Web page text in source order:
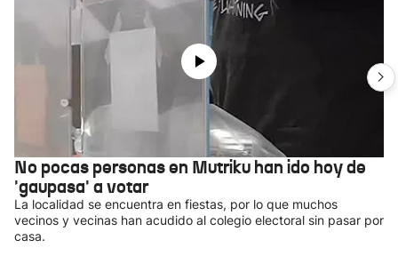
No pocas personas en Mutriku han ido hoy de
'gaupasa' a votar
La localidad se encuentra en fiestas, por lo que muchos
vecinos y vecinas han acudido al colegio electoral sin pasar por
casa.